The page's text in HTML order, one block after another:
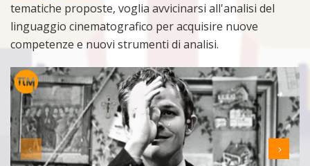
tematiche proposte, voglia avvicinarsi all'analisi del
linguaggio cinematografico per acquisire nuove
competenze e nuovi strumenti di analisi.